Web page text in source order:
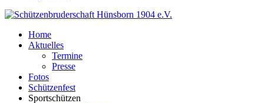
Home
Aktuelles
Termine
Presse
Fotos
Schützenfest
Sportschützen